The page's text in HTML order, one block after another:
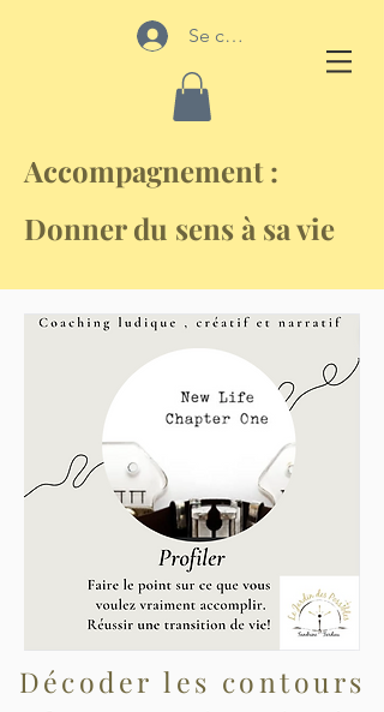
Se connecter
Accompagnement :
Donner du sens à sa vie
Décoder les contours